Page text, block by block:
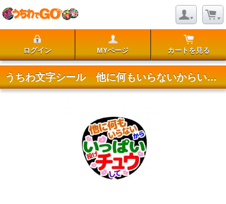
ログイン MYページ カートを見る
うちわ文字シール 他に何もいらないからいっぱいチュウして